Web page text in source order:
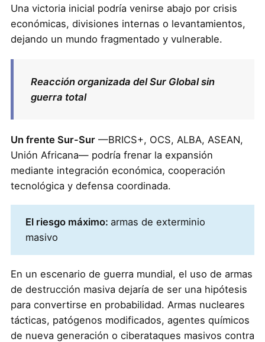
Una victoria inicial podría venirse abajo por crisis
económicas, divisiones internas o levantamientos,
dejando un mundo fragmentado y vulnerable.
Reacción organizada del Sur Global sin
guerra total
Un frente Sur-Sur—BRICS+, OCS, ALBA, ASEAN,
Unión Africana— podría frenar la expansión
mediante integración económica, cooperación
tecnológica y defensa coordinada.
El riesgo máximo: armas de exterminio
masivo
En un escenario de guerra mundial, el uso de armas
de destrucción masiva dejaría de ser una hipótesis
para convertirse en probabilidad. Armas nucleares
tácticas, patógenos modificados, agentes químicos
de nueva generación o ciberataques masivos contra